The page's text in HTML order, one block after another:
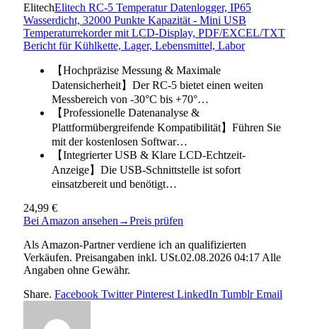
ElitechElitech RC-5 Temperatur Datenlogger, IP65
Wasserdicht, 32000 Punkte Kapazität - Mini USB
Temperaturrekorder mit LCD-Display, PDF/EXCEL/TXT
Bericht für Kühlkette, Lager, Lebensmittel, Labor
【Hochpräzise Messung & Maximale
Datensicherheit】Der RC-5 bietet einen weiten
Messbereich von -30°C bis +70°…
【Professionelle Datenanalyse &
Plattformübergreifende Kompatibilität】Führen Sie
mit der kostenlosen Softwar…
【Integrierter USB & Klare LCD-Echtzeit-
Anzeige】Die USB-Schnittstelle ist sofort
einsatzbereit und benötigt…
24,99 €
Bei Amazon ansehen →Preis prüfen
Als Amazon-Partner verdiene ich an qualifizierten
Verkäufen. Preisangaben inkl. USt.02.08.2026 04:17 Alle
Angaben ohne Gewähr.
Share. Facebook Twitter Pinterest LinkedIn Tumblr Email